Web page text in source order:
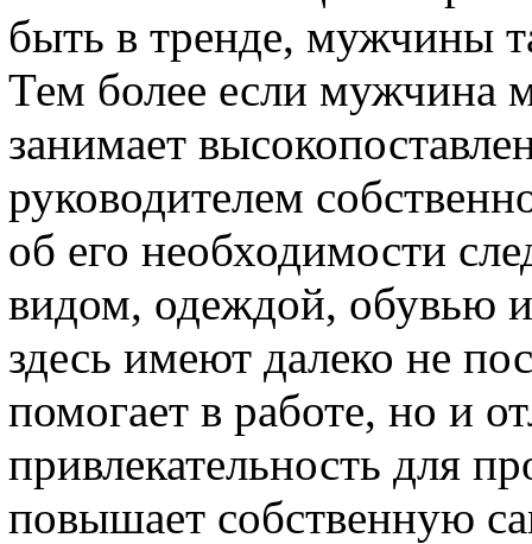
быть в тренде, мужчины
Тем более если мужчина
занимает
руководителем
об его необходимости
видом, одеждой, обувью
здесь имеют далеко не
помогает в работе, но и
привлекательность для
повышает собственную